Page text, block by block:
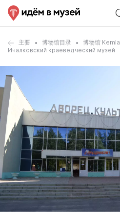
主要 博物馆目录
博物馆 Kemla
Ичалковский краеведческий музей